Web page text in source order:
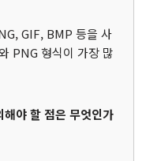
GIF, BMP 등을 사
PNG 형식이 가장 많
야 할 점은 무엇인가